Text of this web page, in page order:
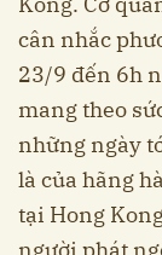
cân nhắc
23/9 đến 6h
mang theo
những ngày
là của hãng
tại Hong
người phát